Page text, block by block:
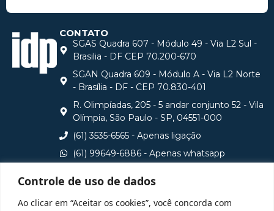
Controle de uso de dados
Ao clicar em “Aceitar os cookies”, você concorda com
CONTATO
SGAS Quadra 607 - Módulo 49 - Via L2 Sul -
Brasilia - DF CEP 70.200-670
SGAN Quadra 609 - Módulo A - Via L2 Norte
- Brasília - DF - CEP 70.830-401
R. Olimpíadas, 205 - 5 andar conjunto 52 - Vila
Olímpia, São Paulo - SP, 04551-000
(61) 3535-6565 - Apenas ligação
(61) 99649-6886 - Apenas whatsapp
Consulte aqui o cadastro da Instituição no Sistema e-
MEC